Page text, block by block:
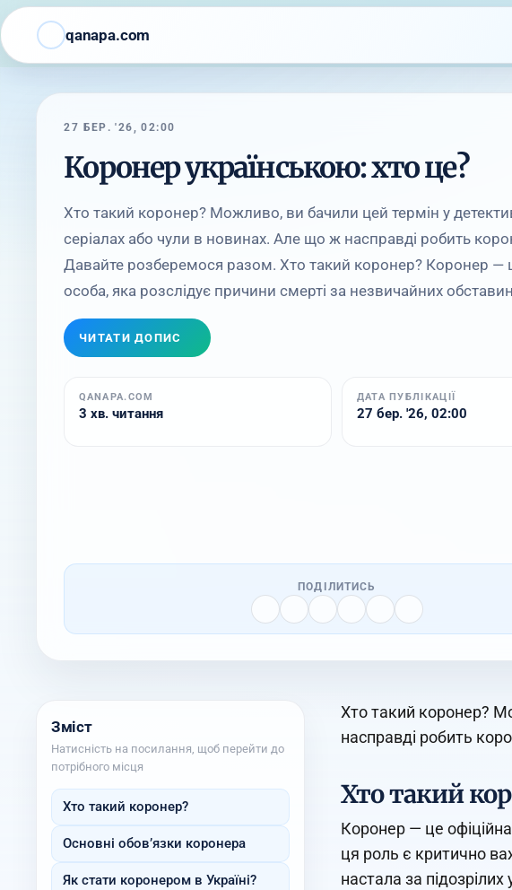
qanapa.com
27 БЕР. '26, 02:00
Коронер українською: хто це?
Хто такий коронер? Можливо, ви бачили цей термін у
серіалах або чули в новинах. Але що ж насправді робить
Давайте розберемося разом. Хто такий коронер? Коронер —
особа, яка розслідує причини смерті за незвичайних
ЧИТАТИ ДОПИС
QANAPA.COM
3 хв. читання
ДАТА ПУБЛІКАЦІЇ
27 бер. '26, 02:00
ПОДІЛИТИСЬ
Зміст
Натисність на посилання, щоб перейти до
потрібного місця
Хто такий коронер?
Основні обов’язки коронера
Як стати коронером в Україні?
Хто такий коронер?
насправді робить
Хто такий
Коронер — це
ця роль є критично
настала за